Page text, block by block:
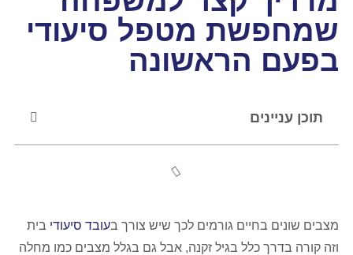
שמחפשת מטפל סיעודי
בפעם הראשונה
תוכן עניינים
מצבים שונים בחיים גורמים לכך שיש צורך בעובד סיעודי בית
וזה קורה בדרך כלל בגיל זקנה, אבל גם בגלל מצבים כמו מחלה